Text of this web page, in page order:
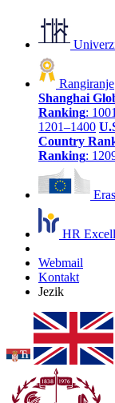
Rangiranje
Shanghai
Ranking:
1201–1400
Country
Ranking:
HR
Webmail
Kontakt
Jezik